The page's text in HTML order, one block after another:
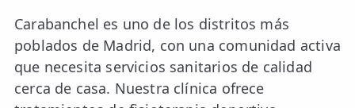
Carabanchel es uno de los distritos más
poblados de Madrid, con una comunidad activa
que necesita servicios sanitarios de calidad
cerca de casa. Nuestra clínica ofrece